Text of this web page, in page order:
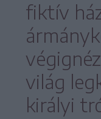
fiktív
világ
királyi